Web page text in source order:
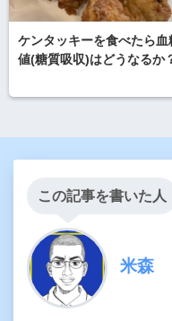
ケンタッキーを食べたら血
値(糖質吸収)はどうなるか
この記事を書いた人
米森